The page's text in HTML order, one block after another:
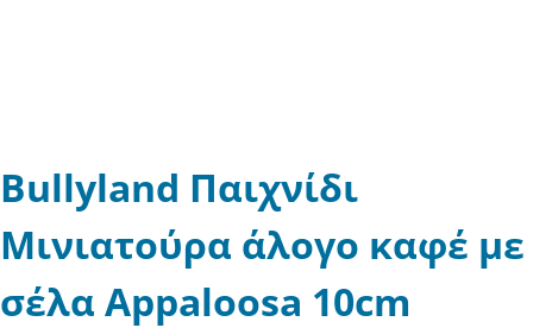
Bullyland Παιχνίδι
Μινιατούρα άλογο καφέ με
σέλα Appaloosa 10cm